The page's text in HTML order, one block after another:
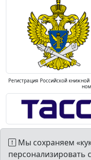
Регистрация Российской
Мы сохраняем
персонализировать